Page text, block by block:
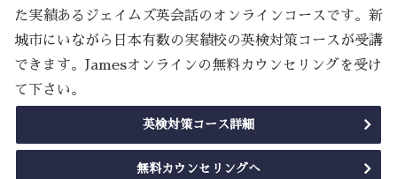
た実績あるジェイムズ英会話のオンラインコースです。新
城市にいながら日本有数の実績校の英検対策コースが受講
できます。Jamesオンラインの無料カウンセリングを受け
て下さい。
英検対策コース詳細
無料カウンセリングへ